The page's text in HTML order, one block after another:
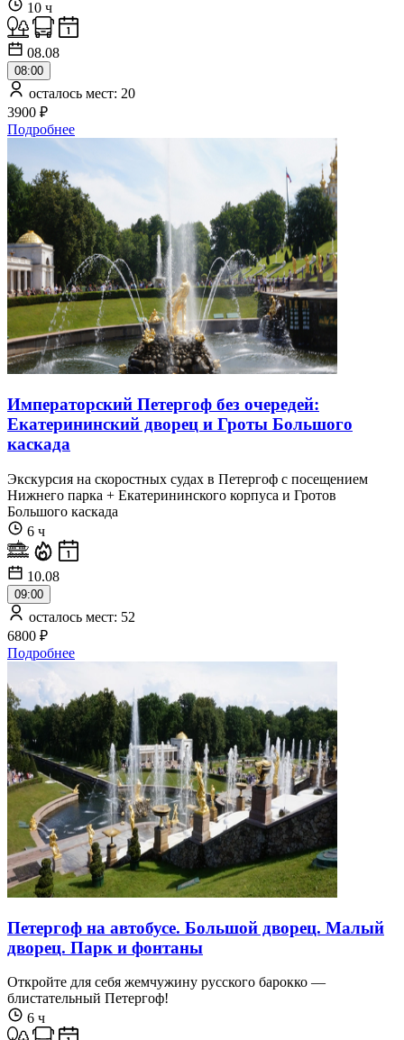
10 ч
08.08
08:00
осталось мест: 20
3900 ₽
Подробнее
Императорский Петергоф без очередей:
Екатерининский дворец и Гроты Большого
каскада
Экскурсия на скоростных судах в Петергоф с посещением
Нижнего парка + Екатерининского корпуса и Гротов
Большого каскада
6 ч
10.08
09:00
осталось мест: 52
6800 ₽
Подробнее
Петергоф на автобусе. Большой дворец. Малый
дворец. Парк и фонтаны
Откройте для себя жемчужину русского барокко —
блистательный Петергоф!
6 ч